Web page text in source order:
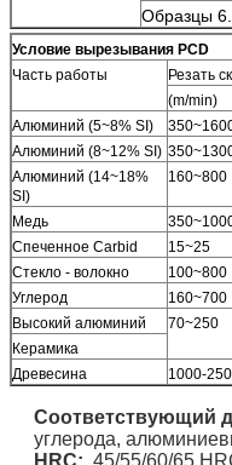
Образцы
Условие вырезывания PCD
Часть работы
Резать
(m/min)
Алюминий (5~8% SI)
Алюминий (8~12% SI)
Алюминий (14~18%
SI)
160~800
Медь
Спеченное Carbid
15~25
Стекло - волокно
100~800
Углерод
160~700
Высокий алюминий
70~250
Керамика
Древесина
1000-
Соответствующий
углерода,
HRC: 45/55/60/65